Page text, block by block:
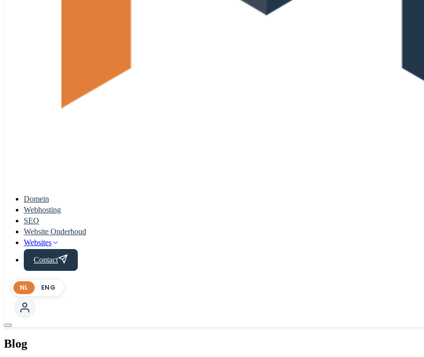
Domein
Webhosting
SEO
Website Onderhoud
Websites
Contact
NL ENG
Blog